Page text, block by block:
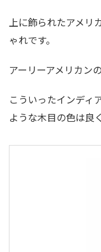
上に飾られたアメリ
ゃれです。
アーリーアメリカン
こういったインディ
ような木目の色は良